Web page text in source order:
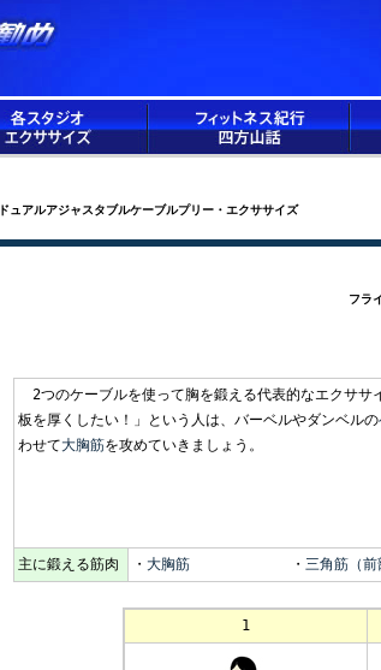
ドュアルアジャスタブルケーブルプリー・エクササイズ
フラ
2つのケーブルを使って胸を鍛える代表的なエクササ
板を厚くしたい！」という人は、バーベルやダンベルの
わせて大胸筋を攻めていきましょう。
主に鍛える筋肉 ・ 大胸筋 ・ 三角筋（前
1